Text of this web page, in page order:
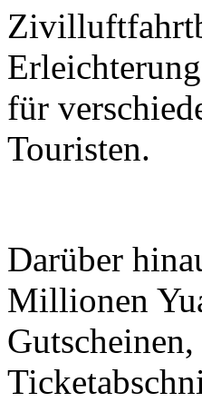
für
Touristen.
Darüber
Millionen